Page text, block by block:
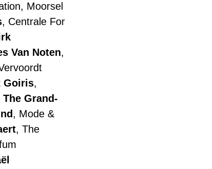
Moorsel
, Centrale For
Van Noten,
Goiris,
The Grand-
, Mode &
, The